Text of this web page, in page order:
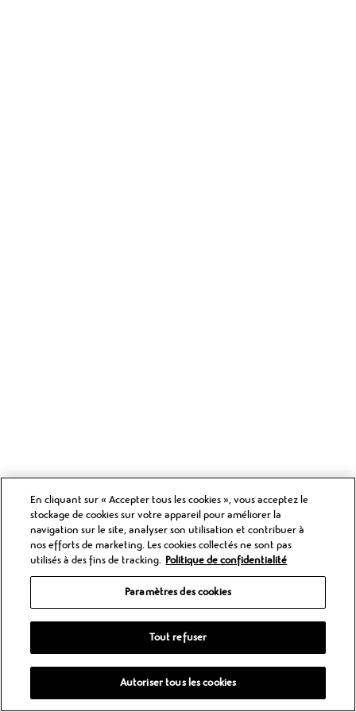
En cliquant sur « Accepter tous les cookies », vous acceptez le
stockage de cookies sur votre appareil pour améliorer la
navigation sur le site, analyser son utilisation et contribuer à
nos efforts de marketing. Les cookies collectés ne sont pas
utilisés à des fins de tracking. Politique de confidentialité
Paramètres des cookies
Tout refuser
Autoriser tous les cookies